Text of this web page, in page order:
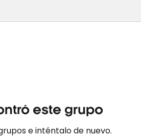
este grupo
e inténtalo de nuevo.